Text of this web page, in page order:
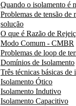
Quando o isolamento é
Problemas de tensão de
solução
O que é Razão de
Modo Comum - CMBR
Problemas de loop de
Domínios de Isolamento
Três técnicas básicas de
Isolamento Ótico
Isolamento Indutivo
Isolamento Capacitivo